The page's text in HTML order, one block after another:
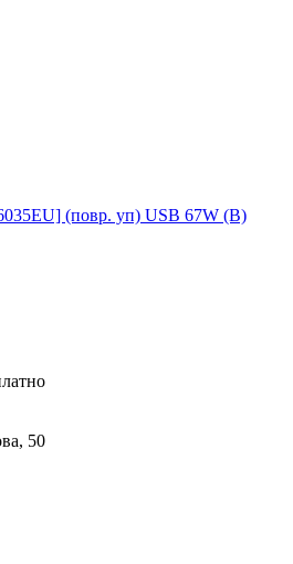
(повр. уп) USB 67W (B)
50